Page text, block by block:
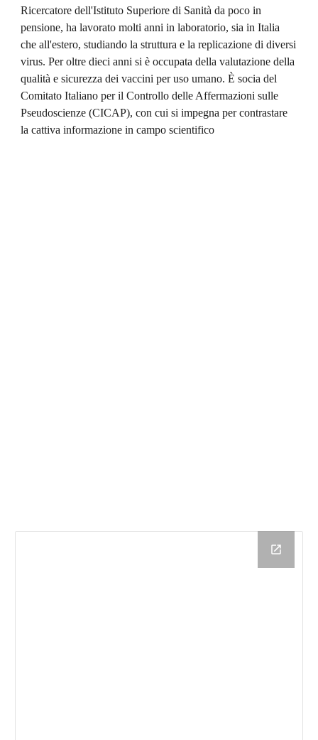
Ricercatore dell'Istituto Superiore di Sanità da poco in
pensione, ha lavorato molti anni in laboratorio, sia in Italia
che all'estero, studiando la struttura e la replicazione di diversi
virus. Per oltre dieci anni si è occupata della valutazione della
qualità e sicurezza dei vaccini per uso umano. È socia del
Comitato Italiano per il Controllo delle Affermazioni sulle
Pseudoscienze (CICAP), con cui si impegna per contrastare
la cattiva informazione in campo scientifico